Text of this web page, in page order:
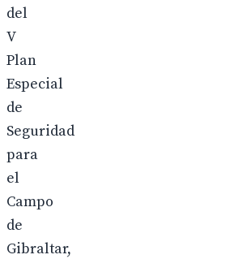
del
V
Plan
Especial
de
Seguridad
para
el
Campo
de
Gibraltar,